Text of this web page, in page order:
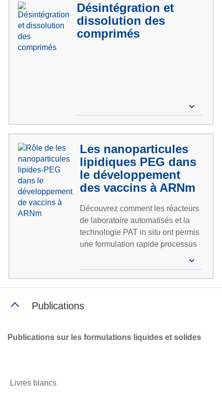
Désintégration et
dissolution des
comprimés
Les nanoparticules
lipidiques PEG dans
le développement
des vaccins à ARNm
Découvrez comment les réacteurs
de laboratoire automatisés et la
technologie PAT in situ ont permis
une formulation rapide processus
lipidiques en PEG (LNP) pour les
vaccins à ARNm pendant la
Publications
Publications sur les formulations liquides et solides
Livres blancs